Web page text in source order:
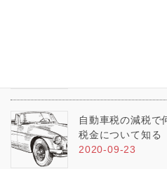
自動車税の減税で
税金について知る
2020-09-23